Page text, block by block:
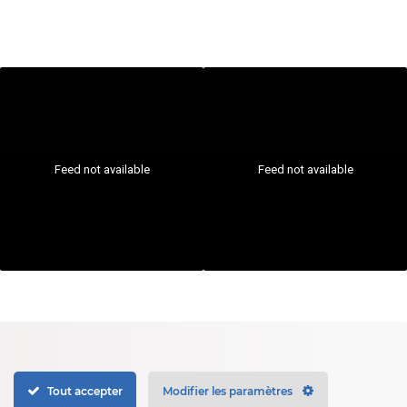
Feed not available Feed not available
Mentions légales Politique de confidentialité
Plan du site
WebDesign © Samantha
Tout accepter Modifier les paramètres